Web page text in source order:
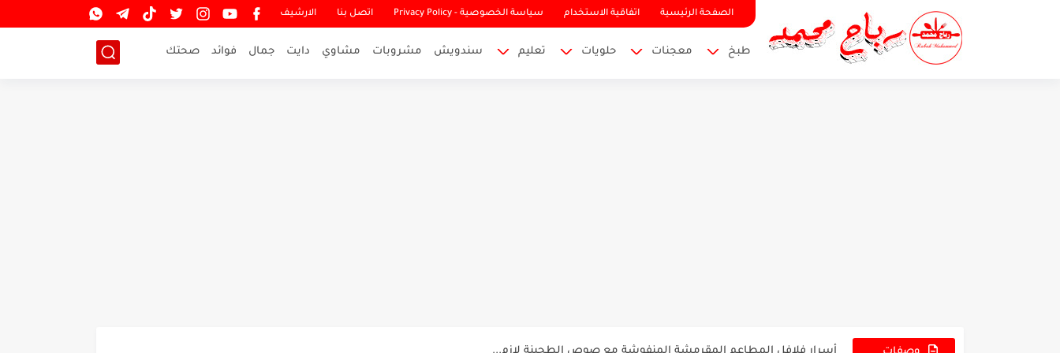
الصفحة الرئيسية اتفاقية الاستخدام سياسة الخصوصية - Privacy Policy اتصل بنا الارشيف
طبخ معجنات حلويات تعليم سندويش مشروبات مشاوي دايت جمال فوائد صحتك